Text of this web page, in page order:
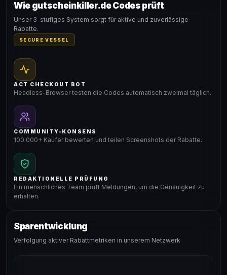
Gültig für teilnehmende Produkte
Wie gutscheinkiller.de Codes prüft
Unser 3-stufiges System sorgt für aktive und zuverlässige
Rabatte.
SECURE VESSEL
ACT CHECKOUT BOT
Headless-Browser testen die Codes automatisch zweimal täglich.
COMMUNITY-KONSENS
100.000+ Käufer bewerten und teilen Screenshots der Rabatte.
REDAKTIONELLE PRÜFUNG
Ein menschliches Team prüft Meldungen, um die Genauigkeit zu
erhalten.
Sparentwicklung
Verfolgung aktiver Rabattmetriken in unserem Netzwerk